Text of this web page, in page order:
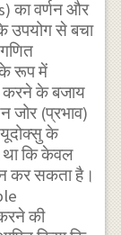
का वर्णन और
उपयोग से बचा
रूप में
करने के बजाय
जोर (प्रभाव)
के
था कि केवल
कर सकता है।
की